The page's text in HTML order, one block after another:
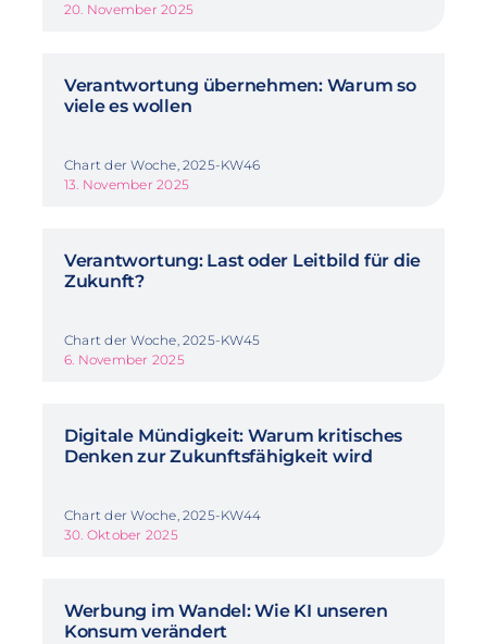
20. November 2025
Verantwortung übernehmen: Warum so
viele es wollen
Chart der Woche, 2025-KW46
13. November 2025
Verantwortung: Last oder Leitbild für die
Zukunft?
Chart der Woche, 2025-KW45
6. November 2025
Digitale Mündigkeit: Warum kritisches
Denken zur Zukunftsfähigkeit wird
Chart der Woche, 2025-KW44
30. Oktober 2025
Werbung im Wandel: Wie KI unseren
Konsum verändert